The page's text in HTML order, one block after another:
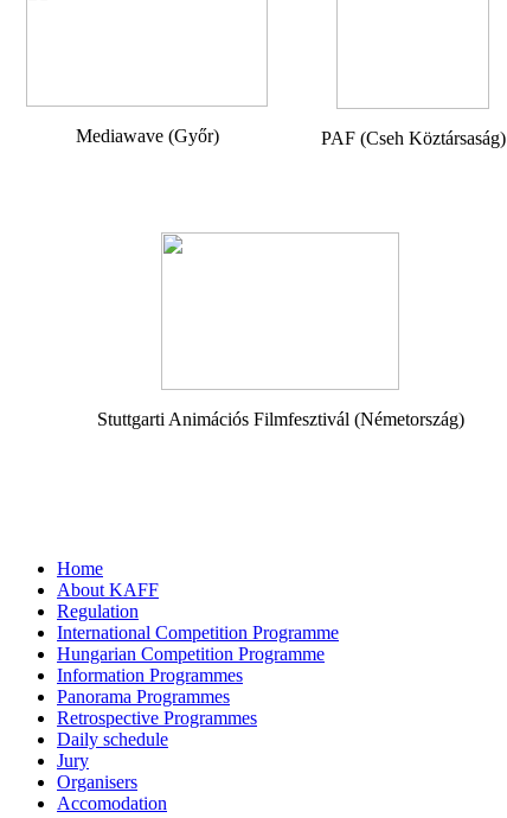
Mediawave (Győr) PAF (Cseh Köztársaság)
Stuttgarti Animációs Filmfesztivál (Németország)
Home
About KAFF
Regulation
International Competition Programme
Hungarian Competition Programme
Information Programmes
Panorama Programmes
Retrospective Programmes
Daily schedule
Jury
Organisers
Accomodation